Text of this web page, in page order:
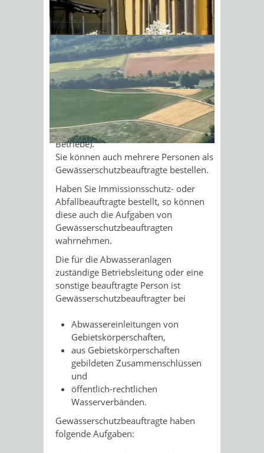
Sonnenschein am Morgen im
Ahornwald
(Gewässerschutzbeauftragte - GSB)
bestellen.
Gehen von den Anlagen im
Unternehmen besondere Gefahren
aus?
Dann gilt das unter Umständen auch
bei geringeren Abwassermengen.
Darunter fallen etwa Unternehmen, die
wassergefährdende Stoffe lagern oder
einsetzen(zum Beispiel Galvanik-
Betriebe).
Sie können auch mehrere Personen als
Gewässerschutzbeauftragte bestellen.
Haben Sie Immissionsschutz- oder
Abfallbeauftragte bestellt, so können
diese auch die Aufgaben von
Gewässerschutzbeauftragten
wahrnehmen.
Die für die Abwasseranlagen
zuständige Betriebsleitung oder eine
sonstige beauftragte Person ist
Gewässerschutzbeauftragter bei
Abwassereinleitungen von
Gebietskörperschaften,
aus Gebietskörperschaften
gebildeten Zusammenschlüssen
und
öffentlich-rechtlichen
Wasserverbänden.
Gewässerschutzbeauftragte haben
folgende Aufgaben: